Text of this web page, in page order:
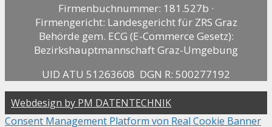
Firmenbuchnummer: 181.527b ·
Firmengericht: Landesgericht für ZRS Graz
Behörde gem. ECG (E-Commerce Gesetz):
Bezirkshauptmannschaft Graz-Umgebung
UID ATU 51263608 DGN R: 500277192
Webdesign by PM DATENTECHNIK
Consent Management Platform von Real Cookie Banner